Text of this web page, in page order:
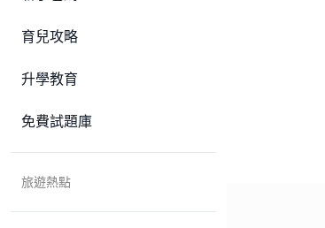
育兒攻略
升學教育
免費試題庫
旅遊熱點